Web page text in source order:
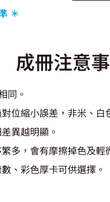
＊
成冊注意
同。
位縮小誤差，非米、白
異越明顯。
多，會有摩擦掉色及輕
、彩色厚卡可供選擇。